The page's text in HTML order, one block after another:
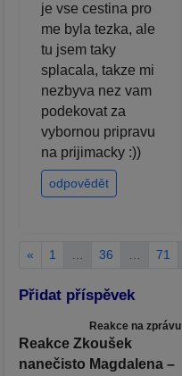
je vse cestina pro
me byla tezka, ale
tu jsem taky
splacala, takze mi
nezbyva nez vam
podekovat za
vybornou pripravu
na prijimacky :))
odpovědět
« 1 36 71
Přidat příspěvek
Reakce na zprávu
Reakce Zkoušek
nanečisto Magdalena –